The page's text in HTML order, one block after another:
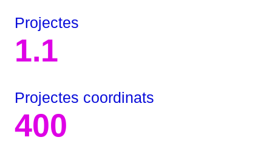
Projectes
1.1
Projectes coordinats
400